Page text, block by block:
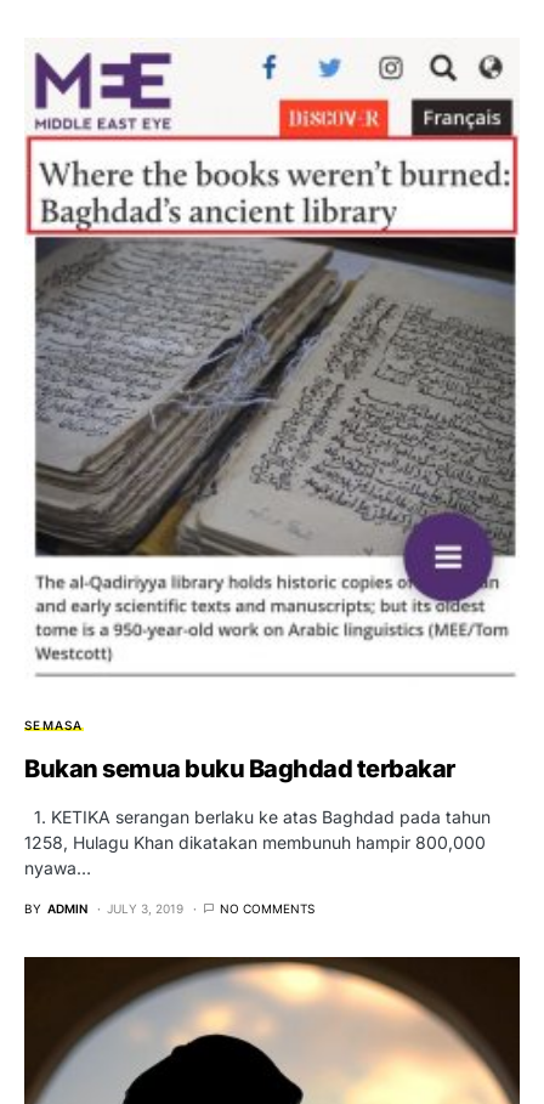
SEMASA
Bukan semua buku Baghdad terbakar
1. KETIKA serangan berlaku ke atas Baghdad pada tahun
1258, Hulagu Khan dikatakan membunuh hampir 800,000
nyawa…
BY ADMIN JULY 3, 2019 NO COMMENTS